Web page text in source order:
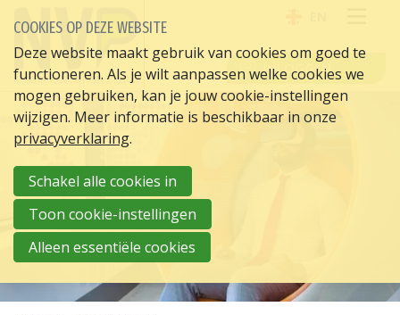
INLOGGEN
COOKIES OP DEZE WEBSITE
Deze website maakt gebruik van cookies om goed te
functioneren. Als je wilt aanpassen welke cookies we
mogen gebruiken, kan je jouw cookie-instellingen
wijzigen. Meer informatie is beschikbaar in onze
privacyverklaring.
Schakel alle cookies in
Toon cookie-instellingen
Alleen essentiële cookies